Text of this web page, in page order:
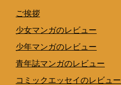
ご挨拶
少女マンガのレビュー
少年マンガのレビュー
青年誌マンガのレビュー
コミックエッセイのレビュー